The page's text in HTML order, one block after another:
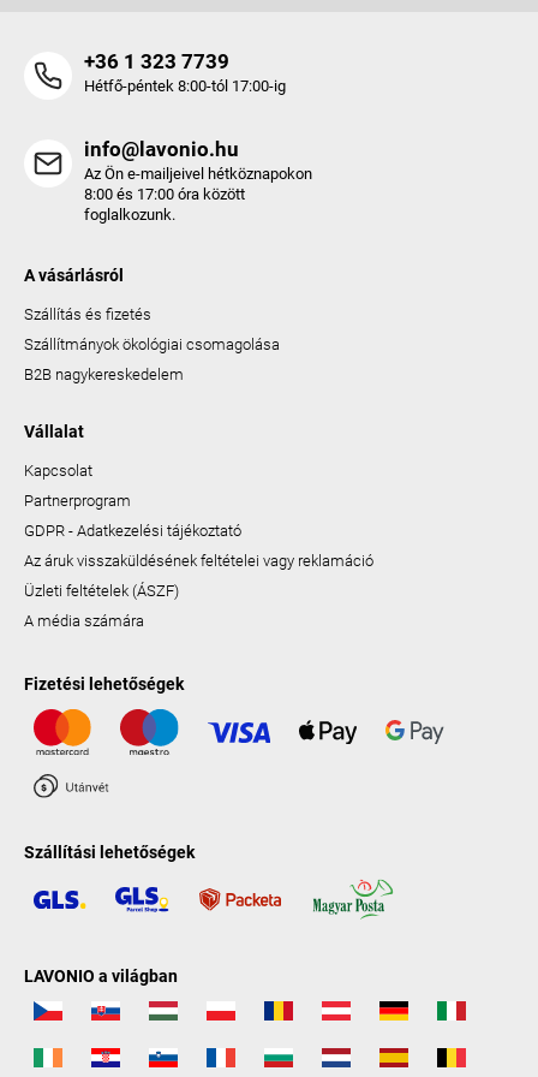
+36 1 323 7739
Hétfő-péntek 8:00-tól 17:00-ig
info@lavonio.hu
Az Ön e-mailjeivel hétköznapokon
8:00 és 17:00 óra között
foglalkozunk.
A vásárlásról
Szállítás és fizetés
Szállítmányok ökológiai csomagolása
B2B nagykereskedelem
Vállalat
Kapcsolat
Partnerprogram
GDPR - Adatkezelési tájékoztató
Az áruk visszaküldésének feltételei vagy reklamáció
Üzleti feltételek (ÁSZF)
A média számára
Fizetési lehetőségek
Szállítási lehetőségek
LAVONIO a világban